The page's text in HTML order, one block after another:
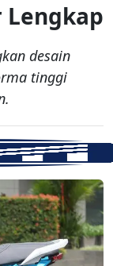
desain
tinggi